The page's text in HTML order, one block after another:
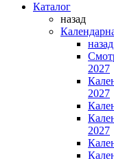
Каталог
назад
назад
2027
2027
2027